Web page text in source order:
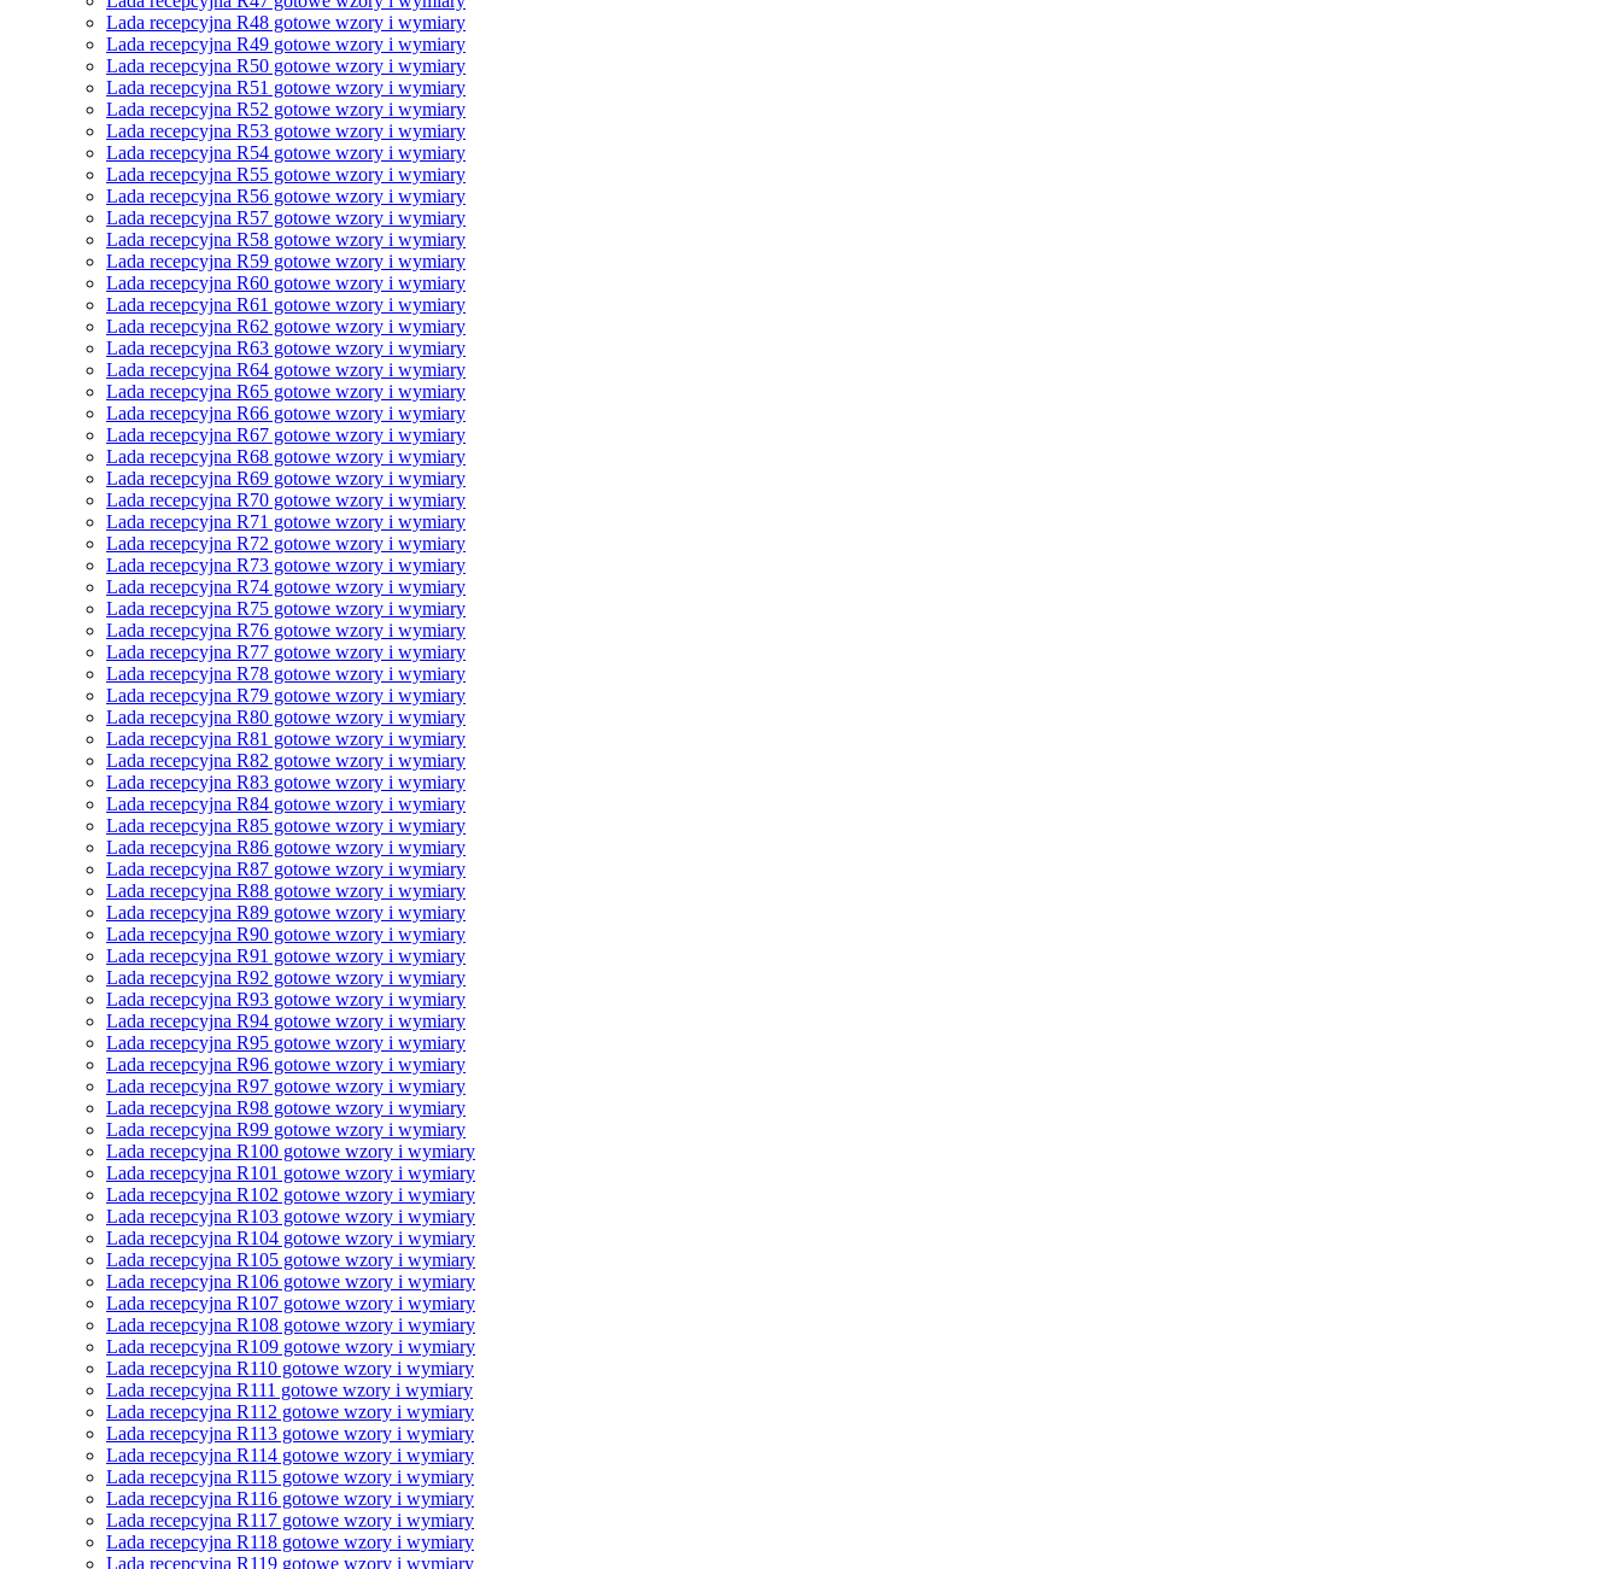
Lada recepcyjna R48 gotowe wzory i wymiary
Lada recepcyjna R49 gotowe wzory i wymiary
Lada recepcyjna R50 gotowe wzory i wymiary
Lada recepcyjna R51 gotowe wzory i wymiary
Lada recepcyjna R52 gotowe wzory i wymiary
Lada recepcyjna R53 gotowe wzory i wymiary
Lada recepcyjna R54 gotowe wzory i wymiary
Lada recepcyjna R55 gotowe wzory i wymiary
Lada recepcyjna R56 gotowe wzory i wymiary
Lada recepcyjna R57 gotowe wzory i wymiary
Lada recepcyjna R58 gotowe wzory i wymiary
Lada recepcyjna R59 gotowe wzory i wymiary
Lada recepcyjna R60 gotowe wzory i wymiary
Lada recepcyjna R61 gotowe wzory i wymiary
Lada recepcyjna R62 gotowe wzory i wymiary
Lada recepcyjna R63 gotowe wzory i wymiary
Lada recepcyjna R64 gotowe wzory i wymiary
Lada recepcyjna R65 gotowe wzory i wymiary
Lada recepcyjna R66 gotowe wzory i wymiary
Lada recepcyjna R67 gotowe wzory i wymiary
Lada recepcyjna R68 gotowe wzory i wymiary
Lada recepcyjna R69 gotowe wzory i wymiary
Lada recepcyjna R70 gotowe wzory i wymiary
Lada recepcyjna R71 gotowe wzory i wymiary
Lada recepcyjna R72 gotowe wzory i wymiary
Lada recepcyjna R73 gotowe wzory i wymiary
Lada recepcyjna R74 gotowe wzory i wymiary
Lada recepcyjna R75 gotowe wzory i wymiary
Lada recepcyjna R76 gotowe wzory i wymiary
Lada recepcyjna R77 gotowe wzory i wymiary
Lada recepcyjna R78 gotowe wzory i wymiary
Lada recepcyjna R79 gotowe wzory i wymiary
Lada recepcyjna R80 gotowe wzory i wymiary
Lada recepcyjna R81 gotowe wzory i wymiary
Lada recepcyjna R82 gotowe wzory i wymiary
Lada recepcyjna R83 gotowe wzory i wymiary
Lada recepcyjna R84 gotowe wzory i wymiary
Lada recepcyjna R85 gotowe wzory i wymiary
Lada recepcyjna R86 gotowe wzory i wymiary
Lada recepcyjna R87 gotowe wzory i wymiary
Lada recepcyjna R88 gotowe wzory i wymiary
Lada recepcyjna R89 gotowe wzory i wymiary
Lada recepcyjna R90 gotowe wzory i wymiary
Lada recepcyjna R91 gotowe wzory i wymiary
Lada recepcyjna R92 gotowe wzory i wymiary
Lada recepcyjna R93 gotowe wzory i wymiary
Lada recepcyjna R94 gotowe wzory i wymiary
Lada recepcyjna R95 gotowe wzory i wymiary
Lada recepcyjna R96 gotowe wzory i wymiary
Lada recepcyjna R97 gotowe wzory i wymiary
Lada recepcyjna R98 gotowe wzory i wymiary
Lada recepcyjna R99 gotowe wzory i wymiary
Lada recepcyjna R100 gotowe wzory i wymiary
Lada recepcyjna R101 gotowe wzory i wymiary
Lada recepcyjna R102 gotowe wzory i wymiary
Lada recepcyjna R103 gotowe wzory i wymiary
Lada recepcyjna R104 gotowe wzory i wymiary
Lada recepcyjna R105 gotowe wzory i wymiary
Lada recepcyjna R106 gotowe wzory i wymiary
Lada recepcyjna R107 gotowe wzory i wymiary
Lada recepcyjna R108 gotowe wzory i wymiary
Lada recepcyjna R109 gotowe wzory i wymiary
Lada recepcyjna R110 gotowe wzory i wymiary
Lada recepcyjna R111 gotowe wzory i wymiary
Lada recepcyjna R112 gotowe wzory i wymiary
Lada recepcyjna R113 gotowe wzory i wymiary
Lada recepcyjna R114 gotowe wzory i wymiary
Lada recepcyjna R115 gotowe wzory i wymiary
Lada recepcyjna R116 gotowe wzory i wymiary
Lada recepcyjna R117 gotowe wzory i wymiary
Lada recepcyjna R118 gotowe wzory i wymiary
Lada recepcyjna R119 gotowe wzory i wymiary